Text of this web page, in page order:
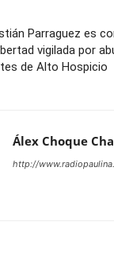
Parraguez es
vigilada por
de Alto Hospicio
Álex Choque
http://